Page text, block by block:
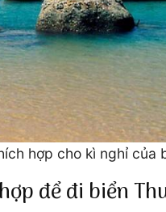
hợp cho kì nghỉ của
để đi biển